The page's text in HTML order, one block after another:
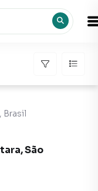
Brasil
São